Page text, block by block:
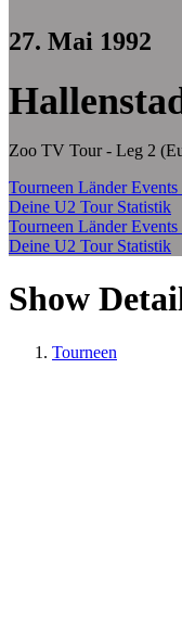
27. Mai 1992
Zoo TV Tour - Leg 2
Tourneen LänderEvents
Deine U2 Tour Statistik
Tourneen LänderEvents
Deine U2 Tour Statistik
Show
Tourneen